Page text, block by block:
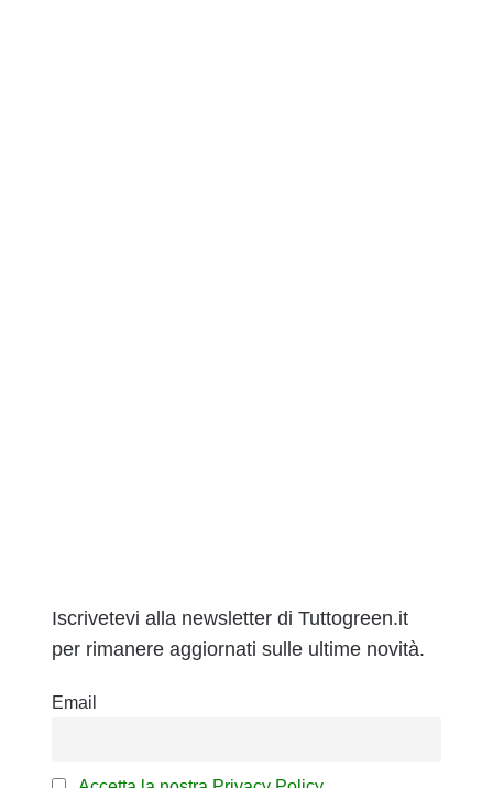
Iscrivetevi alla newsletter di Tuttogreen.it
per rimanere aggiornati sulle ultime novità.
Email